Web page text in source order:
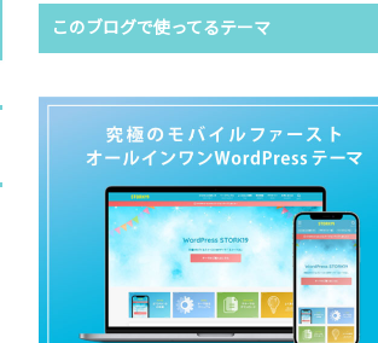
このブログで使ってるテーマ